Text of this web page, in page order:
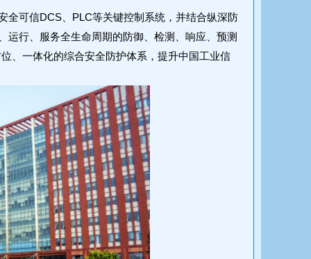
全可信DCS、PLC等关键控制系统，并结合纵深防
行、服务全生命周期的防御、检测、响应、预测
、一体化的综合安全防护体系，提升中国工业信